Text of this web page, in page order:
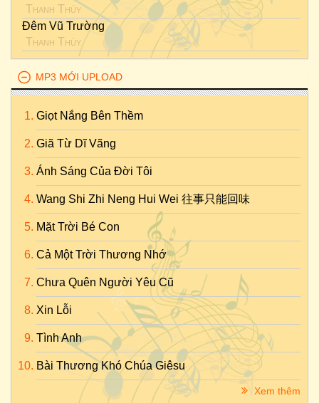
Thanh Thúy
Đêm Vũ Trường
Thanh Thúy
MP3 MỚI UPLOAD
Giọt Nắng Bên Thềm
Giã Từ Dĩ Vãng
Ánh Sáng Của Đời Tôi
Wang Shi Zhi Neng Hui Wei 往事只能回味
Mặt Trời Bé Con
Cả Một Trời Thương Nhớ
Chưa Quên Người Yêu Cũ
Xin Lỗi
Tình Anh
Bài Thương Khó Chúa Giêsu
Xem thêm